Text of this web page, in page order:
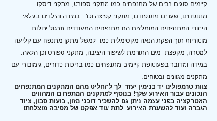
קיימים סוגים רבים של מתנפחים כמו מתקני ספורט, מתקני דיסקו
מתנפחים, שערים מתנפחים, מתקני קפיצה וכו'. במידה והילדים בגילאי
היסודי המתנפחים המומלצים הם מתנפחים המעודדים תרגול יכולות
מוטוריות תוך הפקת הנאה מקסימלית כמו למשל מתקן מתנפח עם קליעה
למטרה, מקפצת מים התורמת לשיפור היציבה, מתקני ספורט וכן הלאה.
במידה ומדובר בפעוטופת קיימים מתנפחים כמו בריכות כדורים, גימובורי עם
מתקנים מגוונים ובטוחים.
צוות טרמפולינו יד בנימין יעזרו לך להחליט מהם המתקנים המתנפחים
הנכונים עבור האירוע שלך! בנוסף למתקנים המתפחים המהווים
האטרקציה בפני עצמה ניתן גם להשכיר דוכני מזון, בועות סבון, ציוד
הגברה ועוד להשערת האירוע ולתת עוד אפקט של מסיבה מוצלחת!